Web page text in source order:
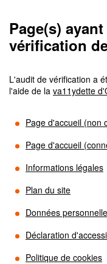
Page(s)
vérification
L'audit de vérification a
l'aide de la va11ydette
Page d'accueil (non
Page d'accueil
Informations légales
Plan du site
Données
Déclaration
Politique de cookies